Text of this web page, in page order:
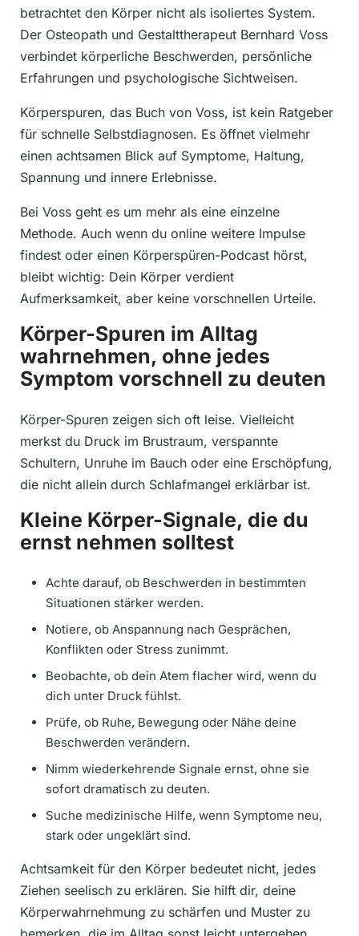
betrachtet den Körper nicht als isoliertes System.
Der Osteopath und Gestalttherapeut Bernhard Voss
verbindet körperliche Beschwerden, persönliche
Erfahrungen und psychologische Sichtweisen.
Körperspuren, das Buch von Voss, ist kein Ratgeber
für schnelle Selbstdiagnosen. Es öffnet vielmehr
einen achtsamen Blick auf Symptome, Haltung,
Spannung und innere Erlebnisse.
Bei Voss geht es um mehr als eine einzelne
Methode. Auch wenn du online weitere Impulse
findest oder einen Körperspüren-Podcast hörst,
bleibt wichtig: Dein Körper verdient
Aufmerksamkeit, aber keine vorschnellen Urteile.
Körper-Spuren im Alltag
wahrnehmen, ohne jedes
Symptom vorschnell zu deuten
Körper-Spuren zeigen sich oft leise. Vielleicht
merkst du Druck im Brustraum, verspannte
Schultern, Unruhe im Bauch oder eine Erschöpfung,
die nicht allein durch Schlafmangel erklärbar ist.
Kleine Körper-Signale, die du
ernst nehmen solltest
Achte darauf, ob Beschwerden in bestimmten
Situationen stärker werden.
Notiere, ob Anspannung nach Gesprächen,
Konflikten oder Stress zunimmt.
Beobachte, ob dein Atem flacher wird, wenn du
dich unter Druck fühlst.
Prüfe, ob Ruhe, Bewegung oder Nähe deine
Beschwerden verändern.
Nimm wiederkehrende Signale ernst, ohne sie
sofort dramatisch zu deuten.
Suche medizinische Hilfe, wenn Symptome neu,
stark oder ungeklärt sind.
Achtsamkeit für den Körper bedeutet nicht, jedes
Ziehen seelisch zu erklären. Sie hilft dir, deine
Körperwahrnehmung zu schärfen und Muster zu